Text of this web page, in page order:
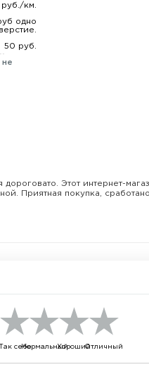
км.
одно
50 руб.
не
Этот интернет-
Приятная покупка,
Отличный
Хороший
Нормальный
себе